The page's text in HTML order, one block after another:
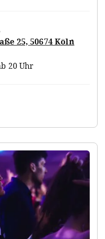
25, 50674 Köln
20 Uhr